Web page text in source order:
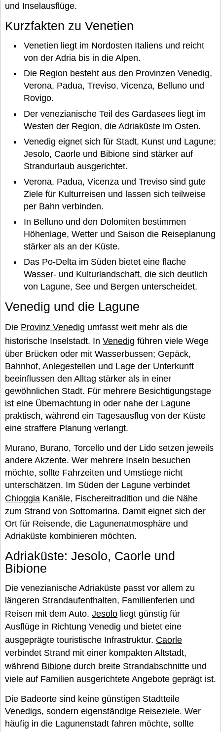
und Inselausflüge.
Kurzfakten zu Venetien
Venetien liegt im Nordosten Italiens und reicht
von der Adria bis in die Alpen.
Die Region besteht aus den Provinzen Venedig,
Verona, Padua, Treviso, Vicenza, Belluno und
Rovigo.
Der venezianische Teil des Gardasees liegt im
Westen der Region, die Adriaküste im Osten.
Venedig eignet sich für Stadt, Kunst und Lagune;
Jesolo, Caorle und Bibione sind stärker auf
Strandurlaub ausgerichtet.
Verona, Padua, Vicenza und Treviso sind gute
Ziele für Kulturreisen und lassen sich teilweise
per Bahn verbinden.
In Belluno und den Dolomiten bestimmen
Höhenlage, Wetter und Saison die Reiseplanung
stärker als an der Küste.
Das Po-Delta im Süden bietet eine flache
Wasser- und Kulturlandschaft, die sich deutlich
von Lagune, See und Bergen unterscheidet.
Venedig und die Lagune
Die Provinz Venedig umfasst weit mehr als die
historische Inselstadt. In Venedig führen viele Wege
über Brücken oder mit Wasserbussen; Gepäck,
Bahnhof, Anlegestellen und Lage der Unterkunft
beeinflussen den Alltag stärker als in einer
gewöhnlichen Stadt. Für mehrere Besichtigungstage
ist eine Übernachtung in oder nahe der Lagune
praktisch, während ein Tagesausflug von der Küste
eine straffere Planung verlangt.
Murano, Burano, Torcello und der Lido setzen jeweils
andere Akzente. Wer mehrere Inseln besuchen
möchte, sollte Fahrzeiten und Umstiege nicht
unterschätzen. Im Süden der Lagune verbindet
Chioggia Kanäle, Fischereitradition und die Nähe
zum Strand von Sottomarina. Damit eignet sich der
Ort für Reisende, die Lagunenatmosphäre und
Adriaküste kombinieren möchten.
Adriaküste: Jesolo, Caorle und
Bibione
Die venezianische Adriaküste passt vor allem zu
längeren Strandaufenthalten, Familienferien und
Reisen mit dem Auto. Jesolo liegt günstig für
Ausflüge in Richtung Venedig und bietet eine
ausgeprägte touristische Infrastruktur. Caorle
verbindet Strand mit einer kompakten Altstadt,
während Bibione durch breite Strandabschnitte und
viele auf Familien ausgerichtete Angebote geprägt ist.
Die Badeorte sind keine günstigen Stadtteile
Venedigs, sondern eigenständige Reiseziele. Wer
häufig in die Lagunenstadt fahren möchte, sollte